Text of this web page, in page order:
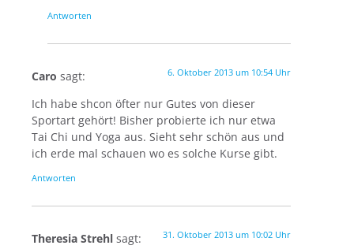
Antworten
Caro sagt: 6. Oktober 2013 um 10:54 Uhr
Ich habe shcon öfter nur Gutes von dieser
Sportart gehört! Bisher probierte ich nur etwa
Tai Chi und Yoga aus. Sieht sehr schön aus und
ich erde mal schauen wo es solche Kurse gibt.
Antworten
Theresia Strehl sagt: 31. Oktober 2013 um 10:02 Uhr